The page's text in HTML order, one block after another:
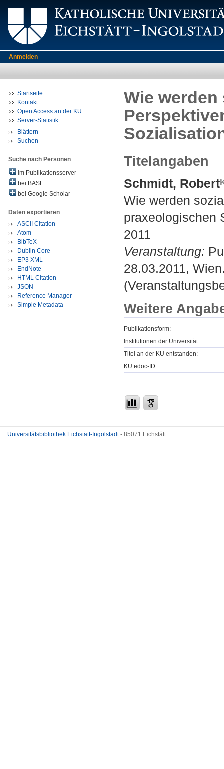
Anmelden
Startseite
Kontakt
Open Access an der KU
Server-Statistik
Blättern
Suchen
Suche nach Personen
im Publikationsserver
bei BASE
bei Google Scholar
Daten exportieren
ASCII Citation
Atom
BibTeX
Dublin Core
EP3 XML
EndNote
HTML Citation
JSON
Reference Manager
Simple Metadata
Wie
Titelangaben
Schmidt, Robert
Wie werden
praxeologischen
2011
Veranstaltung:
28.03.2011,
Weitere
Publikationsform:
Institutionen der Universität:
Titel an der KU entstanden:
KU.edoc-ID:
Universitätsbibliothek Eichstätt-Ingolstadt- 85071 Eichstätt